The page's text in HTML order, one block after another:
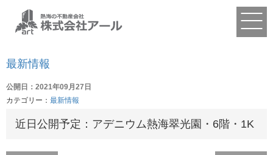
最新情報
公開日：2021年09月27日
カテゴリー： 最新情報
近日公開予定：アデニウム熱海翠光園・6階・1K